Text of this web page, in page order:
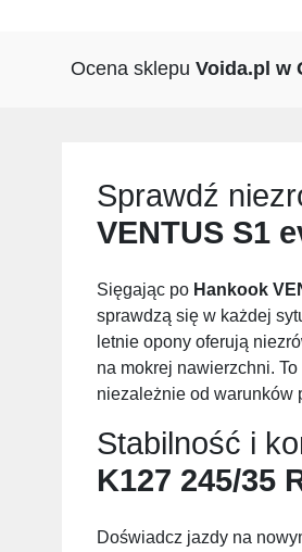
Ocena sklepu Voida.pl w
Sprawdź
VENTUS S1
Sięgając po Hankook
sprawdzą się w każdej
letnie opony oferują
na mokrej nawierzchni.
niezależnie od warunków
Stabilność i
K127 245/35
Doświadcz jazdy na